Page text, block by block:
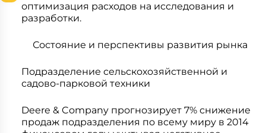
оптимизация расходов на исследования и
разработки.
Состояние и перспективы развития рынка
Подразделение сельскохозяйственной и
садово-парковой техники
Deere & Company прогнозирует 7% снижение
продаж подразделения по всему миру в 2014